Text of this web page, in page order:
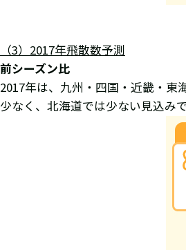
（3） 2017年飛散数予測
前シーズン比
2017年は、九州・四国・近畿・東
少なく、北海道では少ない見込み